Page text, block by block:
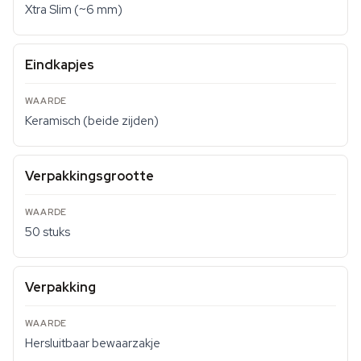
Xtra Slim (~6 mm)
Eindkapjes
Keramisch (beide zijden)
Verpakkingsgrootte
50 stuks
Verpakking
Hersluitbaar bewaarzakje